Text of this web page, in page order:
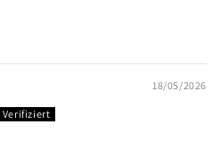
18/05/2026